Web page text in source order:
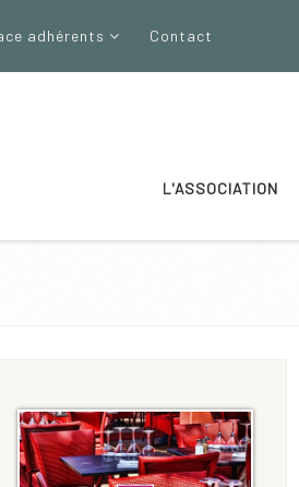
adhérents Contact
L'ASSOCIATION